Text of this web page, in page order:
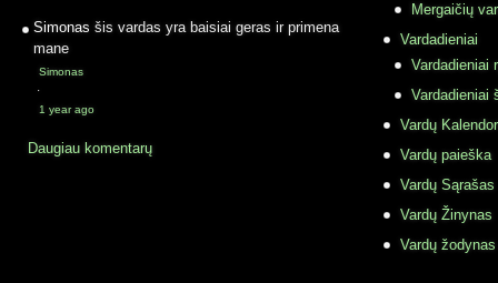
Simonas šis vardas yra baisiai geras ir primena
mane
Simonas
·
1 year ago
Daugiau komentarų
Mergaičių
Vardadieniai
Vardadieniai
Vardadieniai
Vardų
Vardų paieška
Vardų Sąrašas
Vardų Žinynas
Vardų